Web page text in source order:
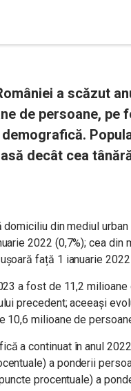
a scăzut
de persoane, pe
decât cea
domiciliu din mediul
2022 (0,7%); cea din
față 1 ianuarie 2022
a fost de 11,2
precedent; aceeași
10,6 milioane de
a continuat în anul
a ponderii
procentuale) a